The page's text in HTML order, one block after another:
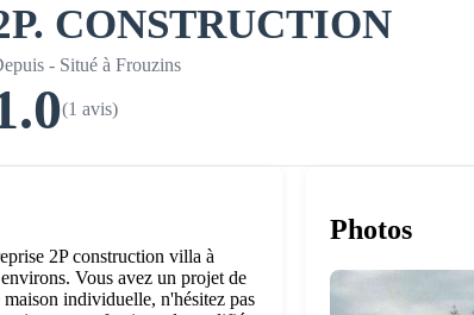
CONSTRUCTION
- Situé à Frouzins
(1 avis)
2P construction villa à
Vous avez un projet de
individuelle, n'hésitez pas
Photos